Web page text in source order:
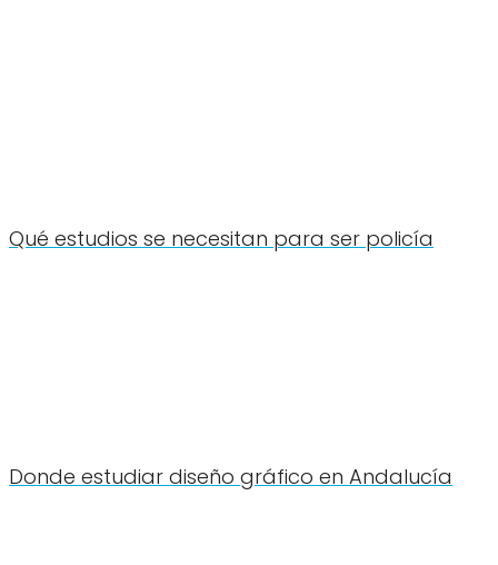
Qué estudios se necesitan para ser policía
Donde estudiar diseño gráfico en Andalucía